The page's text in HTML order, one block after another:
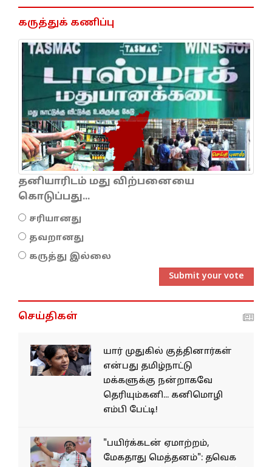
கருத்துக் கணிப்பு
தனியாரிடம் மது விற்பனையை
கொடுப்பது...
சரியானது
தவறானது
கருத்து இல்லை
Submit your vote
செய்திகள்
யார் முதுகில் குத்தினார்கள்
என்பது தமிழ்நாட்டு
மக்களுக்கு நன்றாகவே
தெரியும்கனி... கனிமொழி
எம்பி பேட்டி!
"பயிர்க்கடன் ஏமாற்றம்,
மேகதாது மெத்தனம்": தவெக